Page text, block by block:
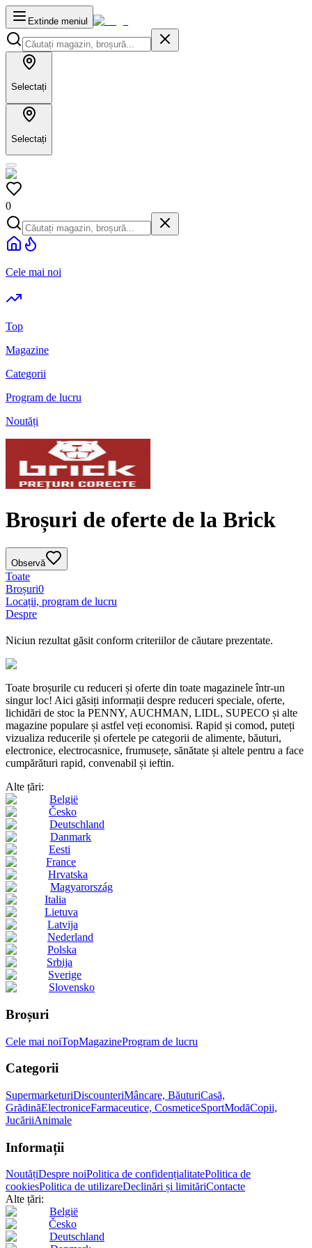
Extinde meniul
Selectați
Selectați
0
Cele mai noi
Top
Magazine
Categorii
Program de lucru
Noutăți
Broșuri de oferte de la Brick
Observă
Toate
Broșuri0
Locații, program de lucru
Despre
Niciun rezultat găsit conform criteriilor de căutare prezentate.
Toate broșurile cu reduceri și oferte din toate magazinele într-un
singur loc! Aici găsiți informații despre reduceri speciale, oferte,
lichidări de stoc la PENNY, AUCHMAN, LIDL, SUPECO și alte
magazine populare și astfel veți economisi. Rapid și comod, puteți
vizualiza reducerile și ofertele pe categorii de alimente, băuturi,
electronice, electrocasnice, frumusețe, sănătate și altele pentru a face
cumpărături rapid, convenabil și ieftin.
Alte țări:
België
Česko
Deutschland
Danmark
Eesti
France
Hrvatska
Magyarország
Italia
Lietuva
Latvija
Nederland
Polska
Srbija
Sverige
Slovensko
Broșuri
Cele mai noiTopMagazineProgram de lucru
Categorii
SupermarketuriDiscounteriMâncare, BăuturiCasă,
GrădinăElectroniceFarmaceutice, CosmeticeSportModăCopii,
JucăriiAnimale
Informații
NoutățiDespre noiPolitica de confidențialitatePolitica de
cookiesPolitica de utilizareDeclinări și limităriContacte
Alte țări:
België
Česko
Deutschland